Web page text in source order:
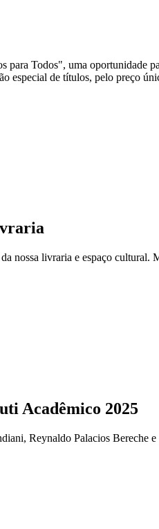
Todos", uma oportunidade
especial de títulos, pelo preço
nossa livraria e espaço cultural.
Acadêmico 2025
Reynaldo Palacios Bereche